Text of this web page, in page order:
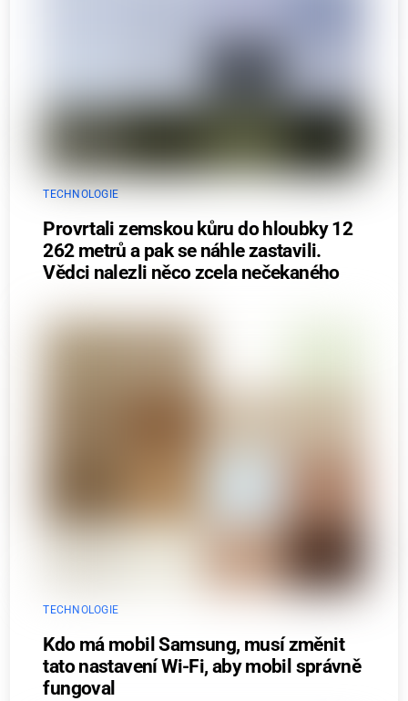
TECHNOLOGIE
Provrtali zemskou kůru do hloubky 12
262 metrů a pak se náhle zastavili.
Vědci nalezli něco zcela nečekaného
TECHNOLOGIE
Kdo má mobil Samsung, musí změnit
tato nastavení Wi-Fi, aby mobil správně
fungoval